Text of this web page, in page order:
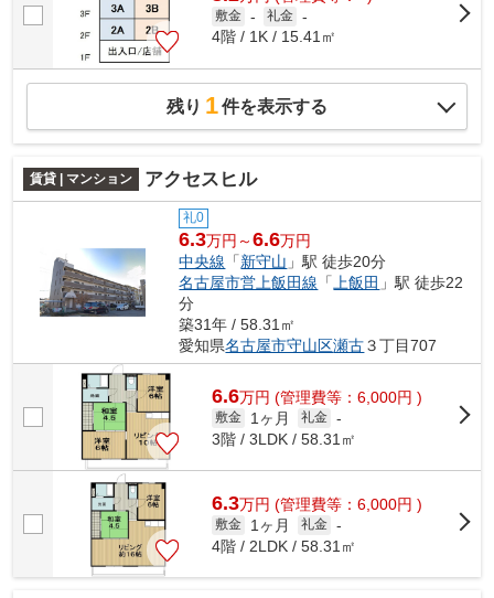
敷金 - 礼金 -
4階 / 1K / 15.41㎡
残り 1件を表示する
賃貸 | マンション アクセスヒル
礼0
6.3万円～6.6万円
中央線 「新守山 」駅 徒歩20分
名古屋市営上飯田線 「 上飯田 」駅 徒歩22
分
築31年 / 58.31㎡
愛知県名古屋市守山区瀬古３丁目707
6.6万円 (管理費等：6,000円 )
敷金 1ヶ月 礼金 -
3階 / 3LDK / 58.31㎡
6.3万円 (管理費等：6,000円 )
敷金 1ヶ月 礼金 -
4階 / 2LDK / 58.31㎡